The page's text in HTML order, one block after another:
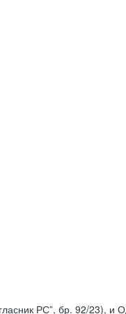
РС”, бр. 92/23), и